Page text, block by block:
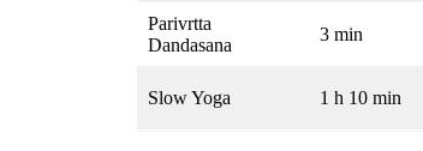
Parivrtta
Dandasana
3 min
Slow Yoga 1 h 10 min